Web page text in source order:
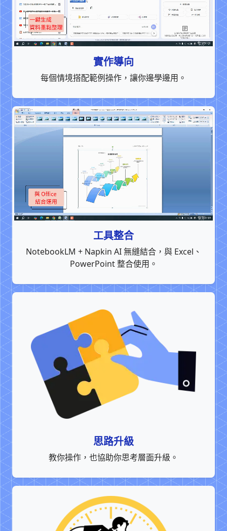
實作導向
每個情境搭配範例操作，讓你邊學邊用。
工具整合
NotebookLM + Napkin AI 無縫結合，與 Excel、
PowerPoint 整合使用。
思路升級
教你操作，也協助你思考層面升級。